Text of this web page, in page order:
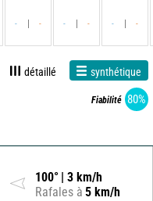
- - - - - -
détaillé synthétique
Fiabilité 80%
100° 3 km/h
Rafales à 5 km/h